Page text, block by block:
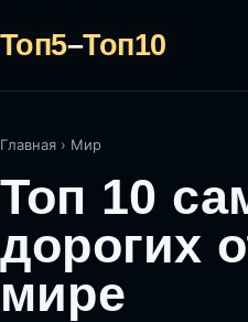
Топ5–Топ10
Главная › Мир
Топ 10
дорогих
мире